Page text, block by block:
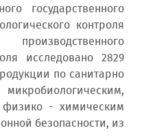
государственного
контроля
исследовано 2829
по санитарно
физико - химическим
безопасности, из